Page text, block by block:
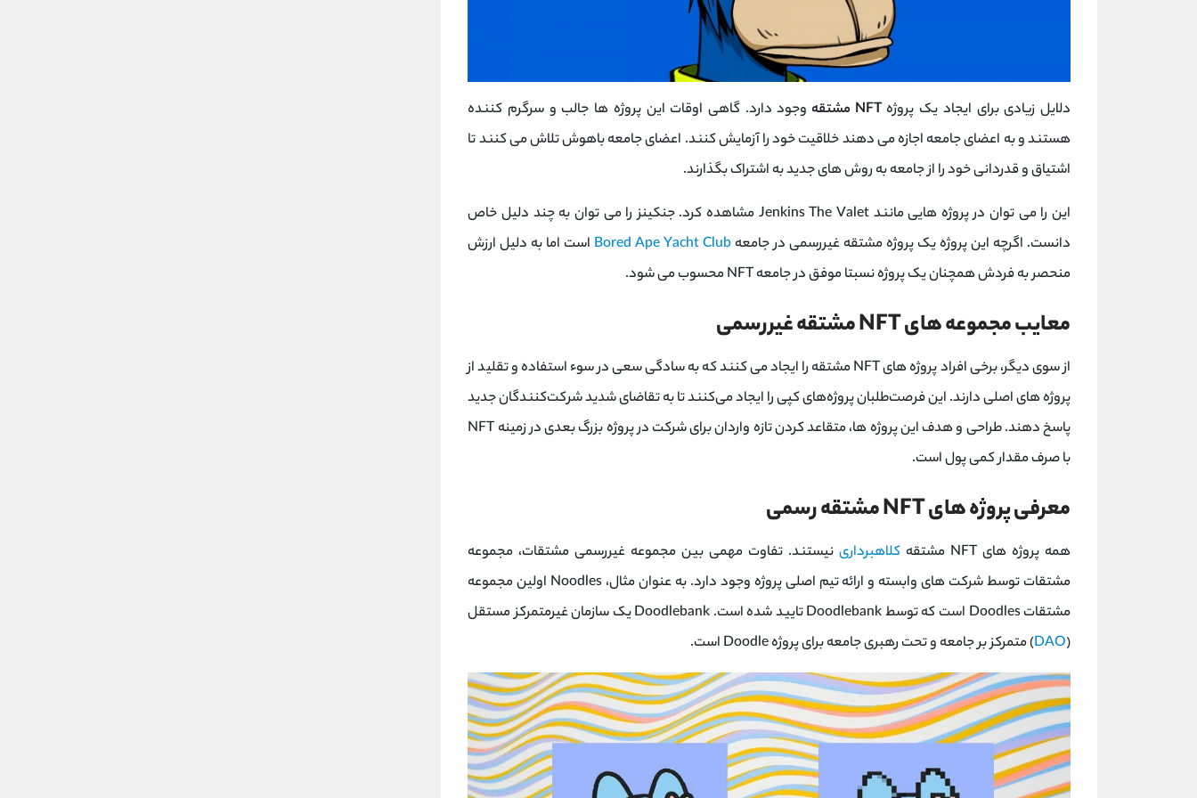
دلایل زیادی برای ایجاد یک پروژهNFT مشتقه
وجود دارد. گاهی اوقات این پروژه ها جالب و سرگرم کننده
هستند و به اعضای جامعه اجازه می دهند خلاقیت خود را آزمایش کنند. اعضای جامعه باهوش تلاش می کنند تا
اشتیاق و قدردانی خود را از جامعه به روش های جدید به اشتراک بگذارند.
این را می توان در پروژه هایی مانند Jenkins The Valet مشاهده کرد. جنکینز را می توان به چند دلیل خاص
دانست. اگرچه این پروژه یک پروژه مشتقه غیررسمی در جامعه Bored Ape Yacht Club است اما به دلیل ارزش
منحصر به فردش همچنان یک پروژه نسبتا موفق در جامعه NFT محسوب می شود.
معایب مجموعه های NFT مشتقه غیررسمی
از سوی دیگر، برخی افراد پروژه های NFT مشتقه را ایجاد می کنند که به سادگی سعی در سوء استفاده و تقلید از
پروژه های اصلی دارند. این فرصت‌طلبان پروژه‌های کپی را ایجاد می‌کنند تا به تقاضای شدید شرکت‌کنندگان جدید
پاسخ دهند. طراحی و هدف این پروژه ها، متقاعد کردن تازه واردان برای شرکت در پروژه بزرگ بعدی در زمینه NFT
با صرف مقدار کمی پول است.
معرفی پروژه های NFT مشتقه رسمی
همه پروژه های NFT مشتقه کلاهبردارینیستند. تفاوت مهمی بین مجموعه غیررسمی مشتقات، مجموعه
مشتقات توسط شرکت های وابسته و ارائه تیم اصلی پروژه وجود دارد. به عنوان مثال، Noodles اولین مجموعه
مشتقات Doodles است که توسط Doodlebank تایید شده است. Doodlebank یک سازمان غیرمتمرکز مستقل
(
DAO) متمرکز بر جامعه و تحت رهبری جامعه برای پروژه Doodle است.